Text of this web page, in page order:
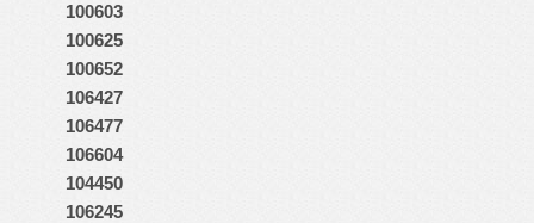
100603
100625
100652
106427
106477
106604
104450
106245